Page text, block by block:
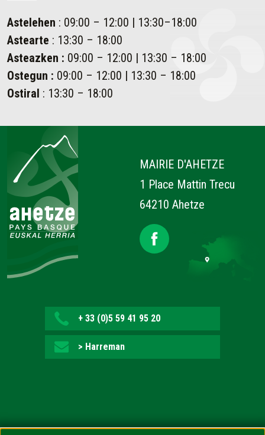
Astelehen : 09:00 – 12:00 | 13:30–18:00
Astearte : 13:30 – 18:00
Asteazken : 09:00 – 12:00 | 13:30 – 18:00
Ostegun : 09:00 – 12:00 | 13:30 – 18:00
Ostiral : 13:30 – 18:00
MAIRIE D'AHETZE
1 Place Mattin Trecu
64210 Ahetze
+ 33 (0)5 59 41 95 20
> Harreman